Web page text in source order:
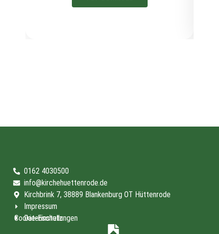
0162 4030500
info@kirchehuettenrode.de
Kirchbrink 7, 38889 Blankenburg OT Hüttenrode
Impressum
Datenschutz
Cookie-Einstellungen